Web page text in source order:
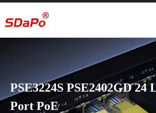
PSE3224S PSE2402GD 24
Port PoE